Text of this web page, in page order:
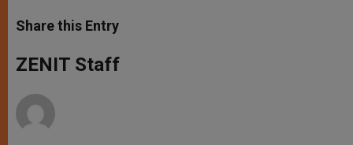
t
s
p
p
s
e
g
e
e
b
o
k
Share this Entry
ZENIT Staff